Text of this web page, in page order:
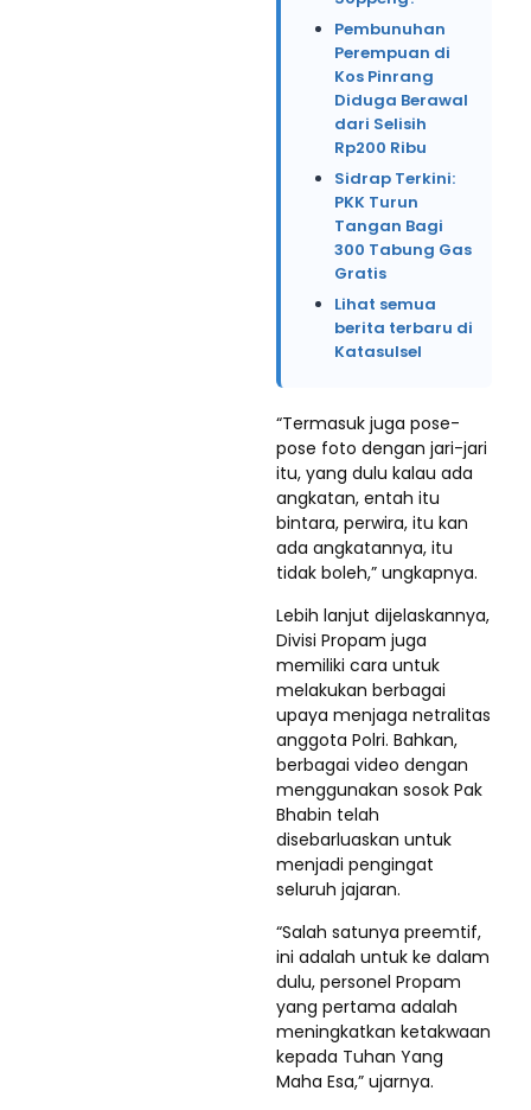
Pembunuhan
Perempuan di
Kos Pinrang
Diduga Berawal
dari Selisih
Rp200 Ribu
Sidrap Terkini:
PKK Turun
Tangan Bagi
300 Tabung Gas
Gratis
Lihat semua
berita terbaru di
Katasulsel
“Termasuk juga pose-
pose foto dengan jari-jari
itu, yang dulu kalau ada
angkatan, entah itu
bintara, perwira, itu kan
ada angkatannya, itu
tidak boleh,” ungkapnya.
Lebih lanjut dijelaskannya,
Divisi Propam juga
memiliki cara untuk
melakukan berbagai
upaya menjaga netralitas
anggota Polri. Bahkan,
berbagai video dengan
menggunakan sosok Pak
Bhabin telah
disebarluaskan untuk
menjadi pengingat
seluruh jajaran.
“Salah satunya preemtif,
ini adalah untuk ke dalam
dulu, personel Propam
yang pertama adalah
meningkatkan ketakwaan
kepada Tuhan Yang
Maha Esa,” ujarnya.